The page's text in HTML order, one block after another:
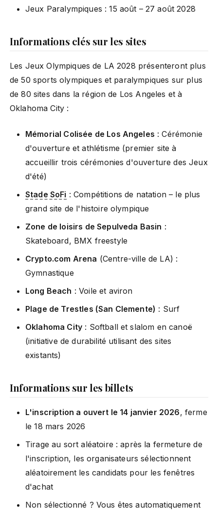
Jeux Paralympiques : 15 août – 27 août 2028
Informations clés sur les sites
Les Jeux Olympiques de LA 2028 présenteront plus
de 50 sports olympiques et paralympiques sur plus
de 80 sites dans la région de Los Angeles et à
Oklahoma City :
Mémorial Colisée de Los Angeles : Cérémonie
d'ouverture et athlétisme (premier site à
accueillir trois cérémonies d'ouverture des Jeux
d'été)
Stade SoFi : Compétitions de natation – le plus
grand site de l'histoire olympique
Zone de loisirs de Sepulveda Basin :
Skateboard, BMX freestyle
Crypto.com Arena (Centre-ville de LA) :
Gymnastique
Long Beach : Voile et aviron
Plage de Trestles (San Clemente) : Surf
Oklahoma City : Softball et slalom en canoë
(initiative de durabilité utilisant des sites
existants)
Informations sur les billets
L'inscription a ouvert le 14 janvier 2026, ferme
le 18 mars 2026
Tirage au sort aléatoire : après la fermeture de
l'inscription, les organisateurs sélectionnent
aléatoirement les candidats pour les fenêtres
d'achat
Non sélectionné ? Vous êtes automatiquement